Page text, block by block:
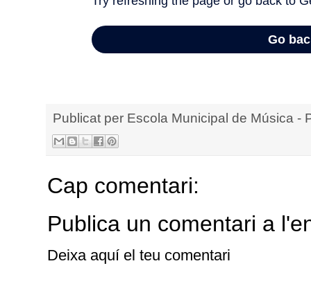
Publicat per Escola Municipal de Música -
Cap comentari:
Publica un comentari a
Deixa aquí el teu comentari